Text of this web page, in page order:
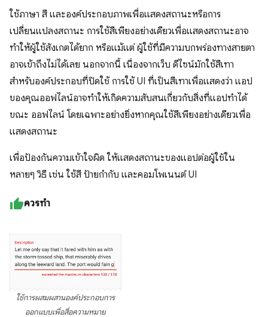
ใช้ภาษา สี และองค์ประกอบภาพเพื่อแสดงสถานะหรือการ
เปลี่ยนแปลงสถานะ การใช้สีเพียงอย่างเดียวเพื่อแสดงสถานะอาจ
ทำให้ผู้ใช้สังเกตได้ยาก หรือแม้แต่ ผู้ใช้ที่มีความบกพร่องทางสายตา
อาจเข้าถึงไม่ได้เลย นอกจากนี้ เนื่องจากเว็บ ดีไซน์มักใช้สีเทา
สำหรับองค์ประกอบที่ปิดใช้ การใช้ UI ที่เป็นสีเทาเพื่อแสดงว่า แอป
ของคุณออฟไลน์อาจทำให้เกิดความสับสนเกี่ยวกับสิ่งที่แอปทำได้
ขณะ ออฟไลน์ โดยเฉพาะอย่างยิ่งหากคุณใช้สีเพียงอย่างเดียวเพื่อ
แสดงสถานะ
เพื่อป้องกันความเข้าใจผิด ให้แสดงสถานะของแอปต่อผู้ใช้ใน
หลายๆ วิธี เช่น ใช้สี ป้ายกำกับ และคอมโพเนนต์ UI
ควรทำ
ใช้การผสมผสานองค์ประกอบการ
ออกแบบเพื่อสื่อความหมาย